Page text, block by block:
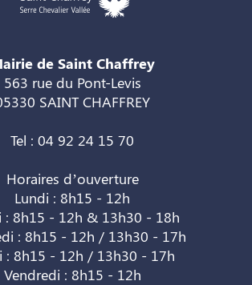
de Saint Chaffrey
563 rue du Pont-Levis
SAINT CHAFFREY
Tel : 04 92 24 15 70
Horaires d’ouverture
Lundi : 8h15 - 12h
: 8h15 - 12h & 13h30 - 18h
: 8h15 - 12h / 13h30 - 17h
: 8h15 - 12h / 13h30 - 17h
Vendredi : 8h15 - 12h